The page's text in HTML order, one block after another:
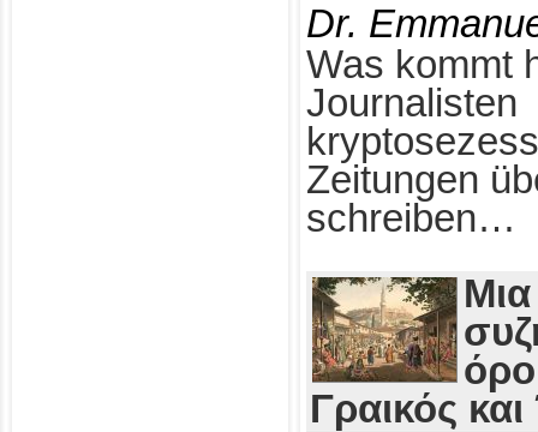
Dr.
Was kommt
Journalisten
Zeitungen
schreiben…
Μια
Γραικός